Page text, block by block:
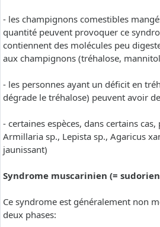
- les champignons comestibles
quantité peuvent provoquer ce
contiennent des molécules peu
aux champignons (tréhalose,
- les personnes ayant un déficit en
dégrade le tréhalose) peuvent avoir
- certaines espèces, dans certains
Armillaria sp., Lepista sp., Agaricus
jaunissant)
Syndrome muscarinien (=
Ce syndrome est généralement non
deux phases: